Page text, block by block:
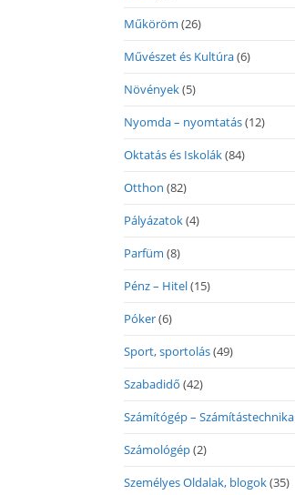
Műköröm (26)
Művészet és Kultúra(6)
Növények(5)
Nyomda – nyomtatás(12)
Oktatás és Iskolák(84)
Otthon (82)
Pályázatok(4)
Parfüm (8)
Pénz – Hitel(15)
Póker(6)
Sport, sportolás(49)
Szabadidő (42)
Számítógép – Számítástechnika
Számológép(2)
Személyes Oldalak, blogok(35)